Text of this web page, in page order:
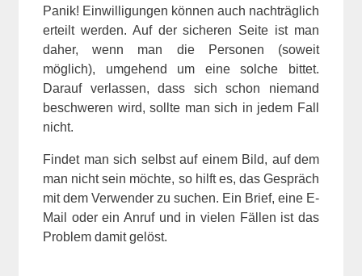
Panik! Einwilligungen können auch nachträglich
erteilt werden. Auf der sicheren Seite ist man
daher, wenn man die Personen (soweit
möglich), umgehend um eine solche bittet.
Darauf verlassen, dass sich schon niemand
beschweren wird, sollte man sich in jedem Fall
nicht.
Findet man sich selbst auf einem Bild, auf dem
man nicht sein möchte, so hilft es, das Gespräch
mit dem Verwender zu suchen. Ein Brief, eine E-
Mail oder ein Anruf und in vielen Fällen ist das
Problem damit gelöst.